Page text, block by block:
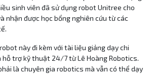
sinh viên đã sử dụng robot Unitree cho
nhận được học bổng nghiên cứu từ các
này đi kèm với tài liệu giảng dạy chi
hỗ trợ kỹ thuật 24/7 từ Lê Hoàng Robotics.
là chuyên gia robotics mà vẫn có thể dạy